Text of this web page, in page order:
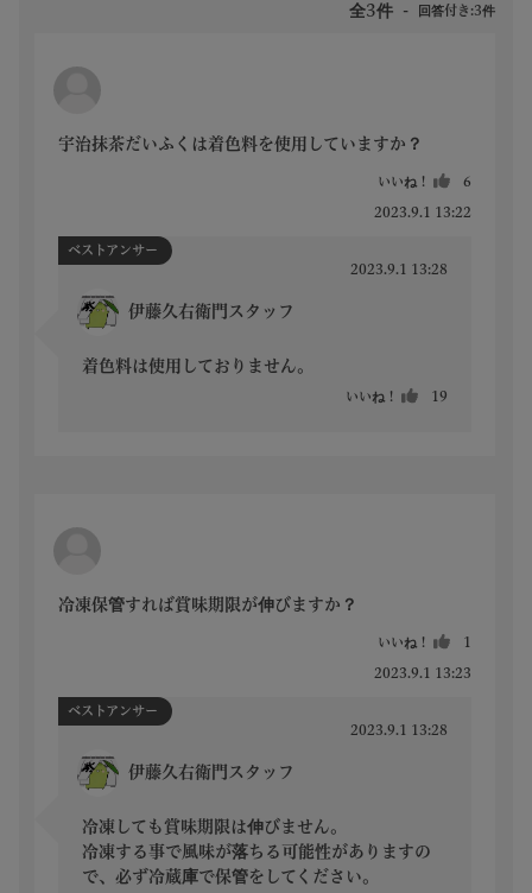
全3件 回答付き:3件
宇治抹茶だいふくは着色料を使用していますか？
いいね！ 6
2023.9.1 13:22
2023.9.1 13:28
伊藤久右衛門スタッフ
着色料は使用しておりません。
いいね！ 19
ベストアンサー
冷凍保管すれば賞味期限が伸びますか？
いいね！ 1
2023.9.1 13:23
2023.9.1 13:28
伊藤久右衛門スタッフ
冷凍しても賞味期限は伸びません。
冷凍する事で風味が落ちる可能性がありますの
で、必ず冷蔵庫で保管をしてください。
ベストアンサー